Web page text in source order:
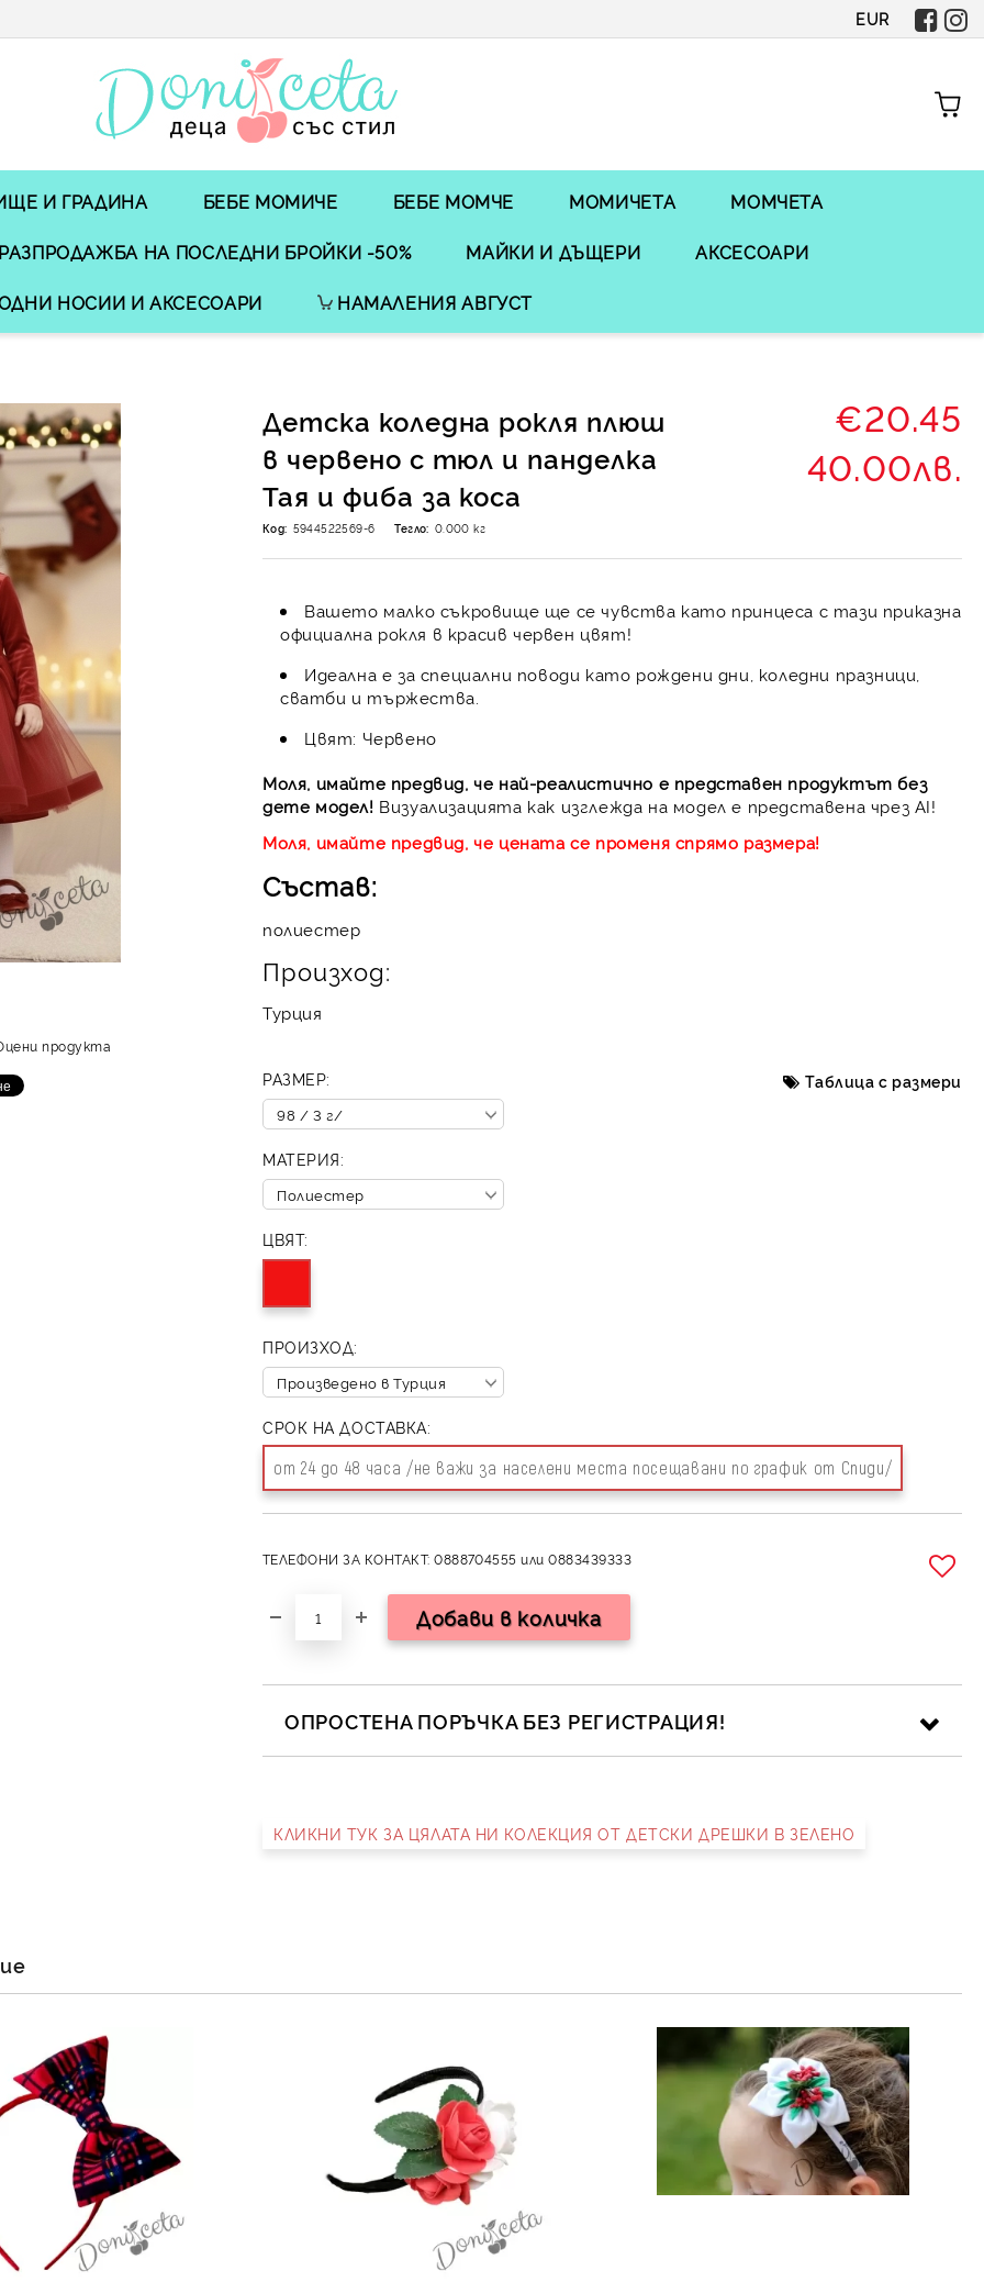
EUR
И ГРАДИНА БЕБЕ МОМИЧЕ БЕБЕ МОМЧЕ МОМИЧЕТА МОМЧЕТА
РАЗПРОДАЖБА НА ПОСЛЕДНИ БРОЙКИ -50% МАЙКИ И ДЪЩЕРИ АКСЕСОАРИ
НОСИИ И АКСЕСОАРИ НАМАЛЕНИЯ АВГУСТ
Детска коледна рокля плюш
в червено с тюл и панделка
Тая и фиба за коса
€20.45
40.00лв.
Код: 5944522569-6 Тегло: 0.000 кг
Вашето малко съкровище ще се чувства като принцеса с тази приказна
официална рокля в красив червен цвят!
Идеална е за специални поводи като рождени дни, коледни празници,
сватби и тържества.
Цвят: Червено
Моля, имайте предвид, че най-реалистично е представен продуктът без
дете модел! Визуализацията как изглежда на модел е представена чрез AI!
Моля, имайте предвид, че цената се променя спрямо размера!
Състав:
полиестер
Произход:
Турция
РАЗМЕР: Таблица с размери
МАТЕРИЯ:
ЦВЯТ:
ПРОИЗХОД:
СРОК НА ДОСТАВКА:
от 24 до 48 часа /не важи за населени места посещавани по график от Спиди/
ТЕЛЕФОНИ ЗА КОНТАКТ: 0888704555 или 0883439333
ОПРОСТЕНА ПОРЪЧКА БЕЗ РЕГИСТРАЦИЯ!
Съгласен съм сПолитика за личните данни
КЛИКНИ ТУК ЗА ЦЯЛАТА НИ КОЛЕКЦИЯ ОТ ДЕТСКИ ДРЕШКИ В ЗЕЛЕНО
продукта